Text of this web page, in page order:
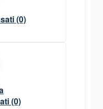
(0)
(0)